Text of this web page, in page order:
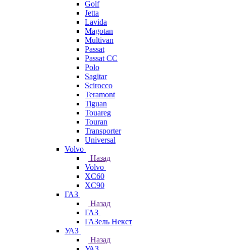
Golf
Jetta
Lavida
Magotan
Multivan
Passat
Passat CC
Polo
Sagitar
Scirocco
Teramont
Tiguan
Touareg
Touran
Transporter
Universal
Volvo
Назад
Volvo
XC60
XC90
ГАЗ
Назад
ГАЗ
ГАЗель Некст
УАЗ
Назад